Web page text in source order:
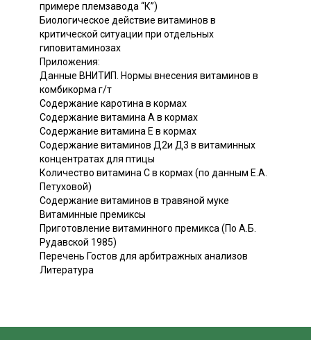
примере племзавода “К”)
Биологическое действие витаминов в
критической ситуации при отдельных
гиповитаминозах
Приложения:
Данные ВНИТИП. Нормы внесения витаминов в
комбикорма г/т
Содержание каротина в кормах
Содержание витамина А в кормах
Содержание витамина Е в кормах
Содержание витаминов Д2и Д3 в витаминных
концентратах для птицы
Количество витамина С в кормах (по данным Е.А.
Петуховой)
Содержание витаминов в травяной муке
Витаминные премиксы
Приготовление витаминного премикса (По А.Б.
Рудавской 1985)
Перечень Гостов для арбитражных анализов
Литература